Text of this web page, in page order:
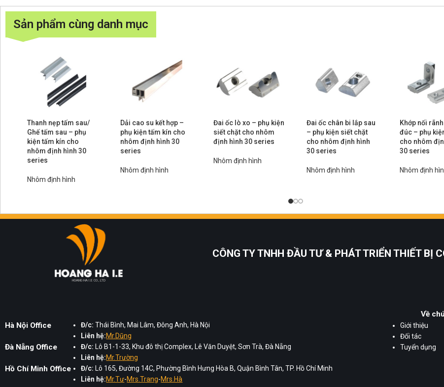
Sản phẩm cùng danh mục
Thanh nẹp tấm sau/
Ghế tấm sau – phụ
kiện tấm kín cho
nhôm định hình 30
series
Nhôm định hình
Dải cao su kết hợp –
phụ kiện tấm kín cho
nhôm định hình 30
series
Nhôm định hình
Đai ốc lò xo – phụ kiện
siết chặt cho nhôm
định hình 30 series
Nhôm định hình
Đai ốc chân bi lắp sau
– phụ kiện siết chặt
cho nhôm định hình
30 series
Nhôm định hình
Khớp nối
đúc – phụ
cho nhôm
30 series
Nhôm định
HOANG HA I.E CO., LTD
CÔNG TY TNHH ĐẦU TƯ & PHÁT TRIỂN THIẾT BỊ
Hà Nội Office Đ/c: Thái Bình, Mai Lâm, Đông Anh, Hà Nội
Liên hệ:Mr.Dũng
Đà Nẵng Office Đ/c: Lô B1-1-33, Khu đô thị Complex, Lê Văn Duyệt, Sơn Trà, Đà Nẵng
Liên hệ:Mr.Trường
Hồ Chí Minh Office Đ/c: Lô 165, Đường 14C, Phường Bình Hưng Hòa B, Quận Bình Tân, TP. Hồ Chí Minh
Liên hệ:Mr.Tư-Mrs.Trang-Mrs.Hà
Về
Giới thiệu
Đối tác
Tuyển dụng